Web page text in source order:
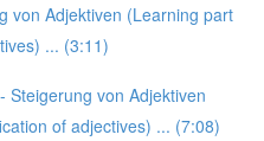
von Adjektiven (Learning part
... (3:11)
Steigerung von Adjektiven
of adjectives) ... (7:08)